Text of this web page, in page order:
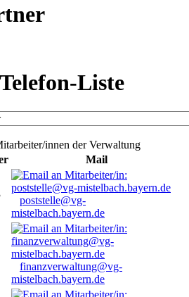
Liste
innen der Verwaltung
Mail
poststelle@vg-
mistelbach.bayern.de
finanzverwaltung@vg-
mistelbach.bayern.de